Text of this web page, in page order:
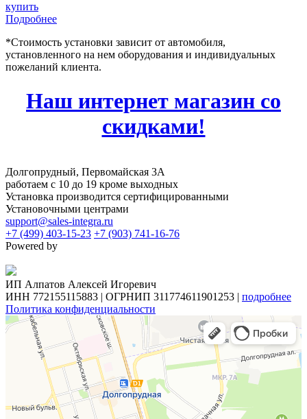
купить
Подробнее
*Стоимость установки зависит от автомобиля,
установленного на нем оборудования и индивидуальных
пожеланий клиента.
Наш интернет магазин со
скидками!
Долгопрудный, Первомайская 3А
работаем с 10 до 19 кроме выходных
Установка производится сертифицированными
Установочными центрами
support@sales-integra.ru
+7 (499) 403-15-23 +7 (903) 741-16-76
Powered by
ИП Алпатов Алексей Игоревич
ИНН 772155115883 | ОГРНИП 311774611901253 | подробнее
Политика конфиденциальности